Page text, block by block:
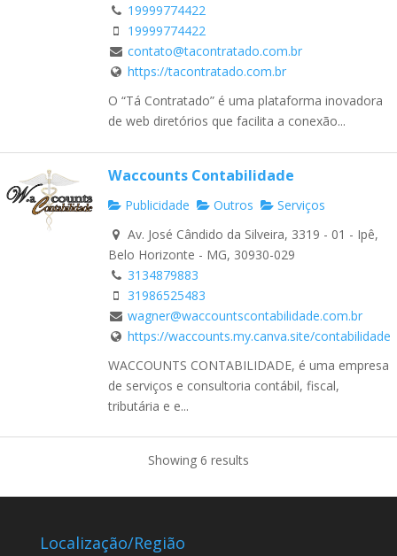
19999774422
19999774422
contato@tacontratado.com.br
https://tacontratado.com.br
O “Tá Contratado” é uma plataforma inovadora
de web diretórios que facilita a conexão...
Waccounts Contabilidade
Publicidade Outros
Serviços
Av. José Cândido da Silveira, 3319 - 01 - Ipê,
Belo Horizonte - MG, 30930-029
3134879883
31986525483
wagner@waccountscontabilidade.com.br
https://waccounts.my.canva.site/contabilidade
WACCOUNTS CONTABILIDADE, é uma empresa
de serviços e consultoria contábil, fiscal,
tributária e e...
Showing 6 results
Localização/Região